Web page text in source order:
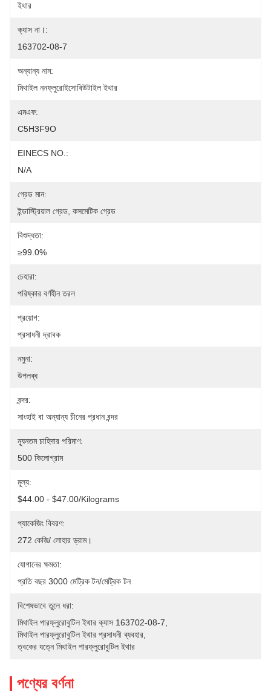
ইথার
ক্যাস না।:
163702-08-7
অন্যান্য নাম:
মিথাইল ননফ্লুরোইসোবিউটাইল ইথার
এমএফ:
C5H3F9O
EINECS NO.:
N/A
গ্রেড মান:
ইন্ডাস্ট্রিয়াল গ্রেড, কসমেটিক গ্রেড
বিশুদ্ধতা:
≥99.0%
চেহারা:
পরিষ্কার বর্ণহীন তরল
প্রয়োগ:
প্রসাধনী দ্রাবক
নমুনা:
উপলব্ধ
বন্দর:
সাংহাই বা অন্যান্য চীনের প্রধান বন্দর
ন্যূনতম চাহিদার পরিমাণ:
500 কিলোগ্রাম
মূল্য:
$44.00 - $47.00/Kilograms
প্যাকেজিং বিবরণ:
272 কেজি/ লোহার ড্রাম।
যোগানের ক্ষমতা:
প্রতি বছর 3000 মেট্রিক টন/মেট্রিক টন
বিশেষভাবে তুলে ধরা:
মিথাইল পারফ্লুরোবুটিল ইথার ক্যাস 163702-08-7
মিথাইল পারফ্লুরোবুটিল ইথার প্রসাধনী ব্যবহার
ত্বকের যত্নে মিথাইল পারফ্লুরোবুটিল ইথার
পণ্যের বর্ণনা